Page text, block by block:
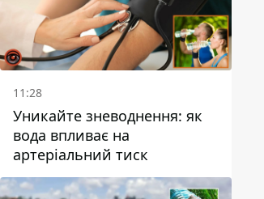
11:28
Уникайте зневоднення: як
вода впливає на
артеріальний тиск